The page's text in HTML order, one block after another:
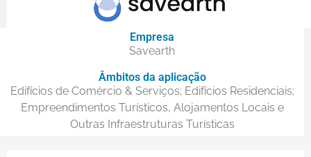
Empresa
Savearth
Âmbitos da aplicação
Edifícios de Comércio & Serviços; Edifícios Residenciais;
Empreendimentos Turísticos, Alojamentos Locais e
Outras Infraestruturas Turísticas